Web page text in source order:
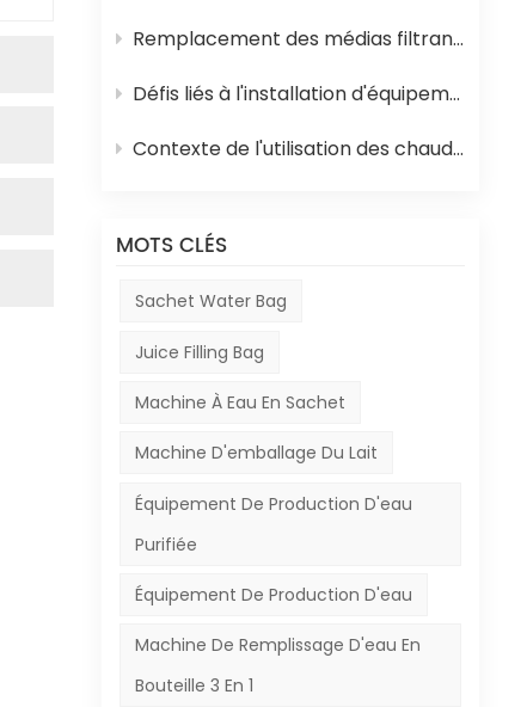
Remplacement des médias filtrants dans les équipements de traitement de l'eau
Défis liés à l'installation d'équipements en Afrique
Contexte de l'utilisation des chaudières à mazout en Afrique et de leur rôle dans la production de boissons
MOTS CLÉS
Sachet Water Bag
Juice Filling Bag
Machine À Eau En Sachet
Machine D'emballage Du Lait
Équipement De Production D'eau
Purifiée
Équipement De Production D'eau
Machine De Remplissage D'eau En
Bouteille 3 En 1